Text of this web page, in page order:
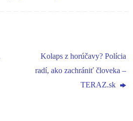
Kolaps z horúčavy? Polícia
radí, ako zachrániť človeka –
TERAZ.sk